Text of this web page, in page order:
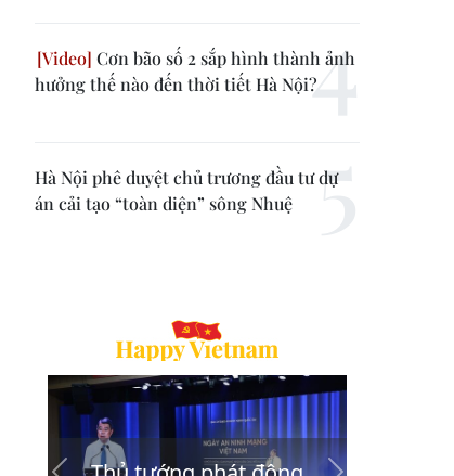
Cơn bão số 2 sắp hình thành ảnh
hưởng thế nào đến thời tiết Hà Nội?
Hà Nội phê duyệt chủ trương đầu tư dự
án cải tạo “toàn diện” sông Nhuệ